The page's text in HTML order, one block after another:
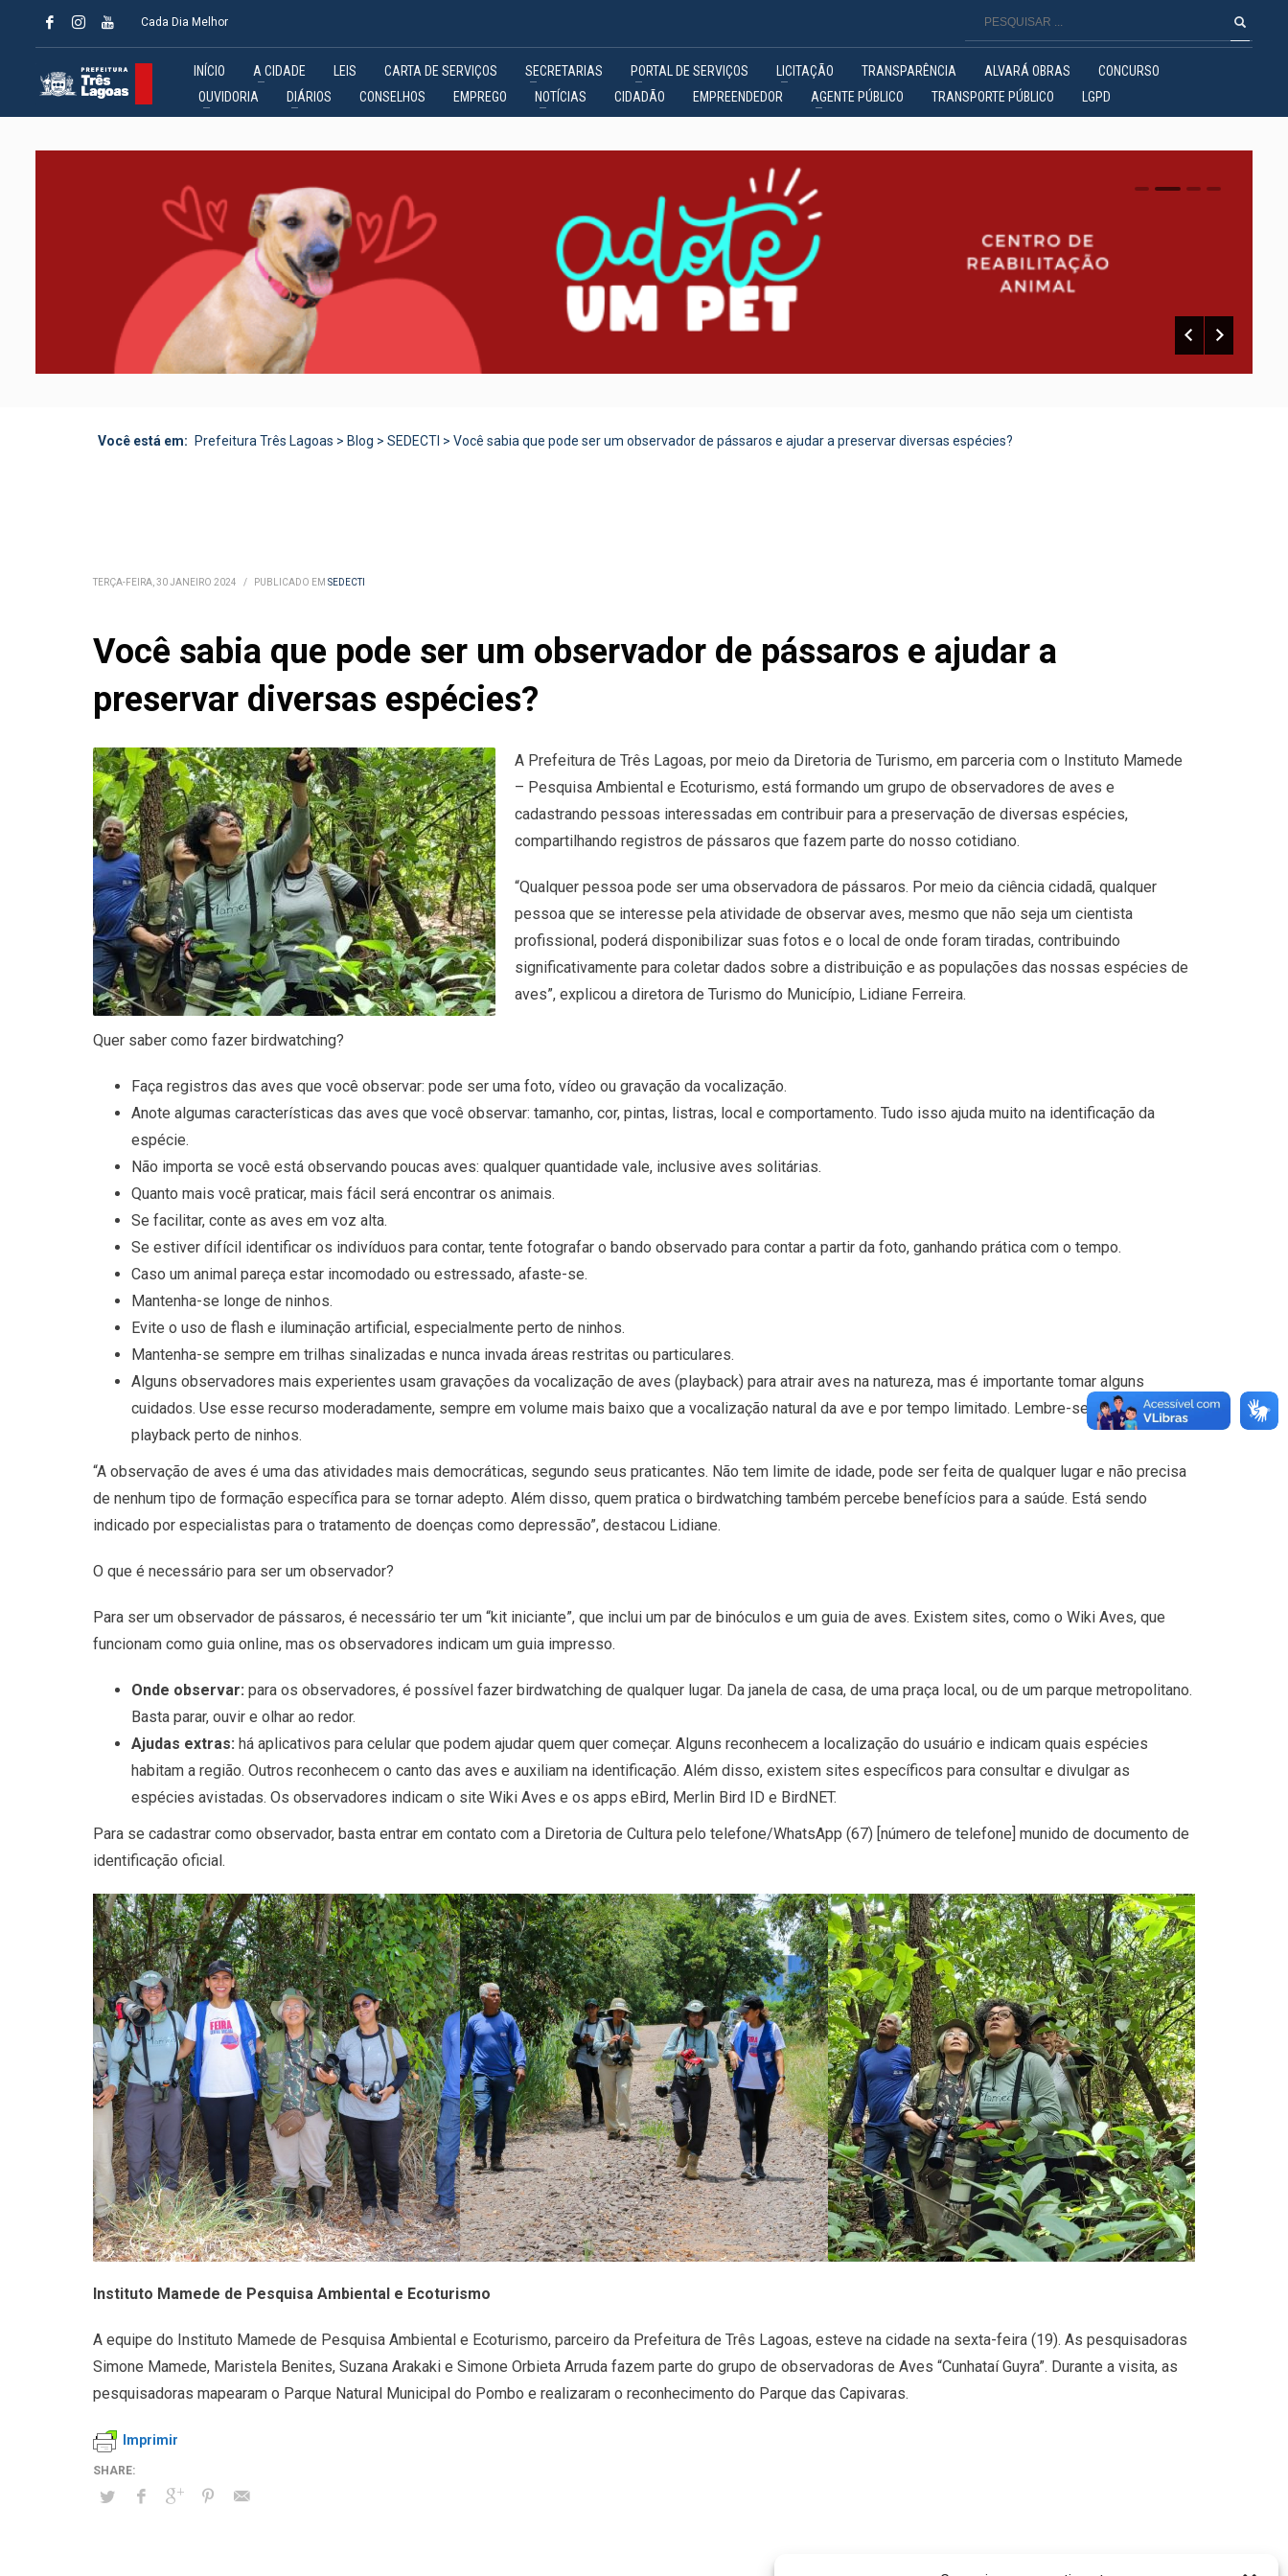
Cada Dia Melhor
INÍCIO A CIDADE LEIS CARTA DE SERVIÇOS SECRETARIAS PORTAL DE SERVIÇOS LICITAÇÃO TRANSPARÊNCIA ALVARÁ OBRAS
CONCURSO
OUVIDORIA
DIÁRIOS CONSELHOS EMPREGO NOTÍCIAS CIDADÃO EMPREENDEDOR AGENTE PÚBLICO TRANSPORTE PÚBLICO LGPD
0 1 2
Você está em: Prefeitura Três Lagoas > Blog > SEDECTI > Você sabia que pode ser um observador de pássaros e ajudar a preservar diversas espécies?
TERÇA-FEIRA, 30 JANEIRO 2024 / PUBLICADO EM SEDECTI
Você sabia que pode ser um observador de pássaros e ajudar a
preservar diversas espécies?
A Prefeitura de Três Lagoas, por meio da Diretoria de Turismo, em parceria com o Instituto Mamede
– Pesquisa Ambiental e Ecoturismo, está formando um grupo de observadores de aves e
cadastrando pessoas interessadas em contribuir para a preservação de diversas espécies,
compartilhando registros de pássaros que fazem parte do nosso cotidiano.
“Qualquer pessoa pode ser uma observadora de pássaros. Por meio da ciência cidadã, qualquer
pessoa que se interesse pela atividade de observar aves, mesmo que não seja um cientista
profissional, poderá disponibilizar suas fotos e o local de onde foram tiradas, contribuindo
significativamente para coletar dados sobre a distribuição e as populações das nossas espécies de
aves”, explicou a diretora de Turismo do Município, Lidiane Ferreira.
Quer saber como fazer birdwatching?
Faça registros das aves que você observar: pode ser uma foto, vídeo ou gravação da vocalização.
Anote algumas características das aves que você observar: tamanho, cor, pintas, listras, local e comportamento. Tudo isso ajuda muito na identificação da
espécie.
Não importa se você está observando poucas aves: qualquer quantidade vale, inclusive aves solitárias.
Quanto mais você praticar, mais fácil será encontrar os animais.
Se facilitar, conte as aves em voz alta.
Se estiver difícil identificar os indivíduos para contar, tente fotografar o bando observado para contar a partir da foto, ganhando prática com o tempo.
Caso um animal pareça estar incomodado ou estressado, afaste-se.
Mantenha-se longe de ninhos.
Evite o uso de flash e iluminação artificial, especialmente perto de ninhos.
Mantenha-se sempre em trilhas sinalizadas e nunca invada áreas restritas ou particulares.
Alguns observadores mais experientes usam gravações da vocalização de aves (playback) para atrair aves na natureza, mas é importante tomar alguns
cuidados. Use esse recurso moderadamente, sempre em volume mais baixo que a vocalização natural da ave e por tempo limitado. Lembre-se: nunca use
playback perto de ninhos.
“A observação de aves é uma das atividades mais democráticas, segundo seus praticantes. Não tem limite de idade, pode ser feita de qualquer lugar e não precisa
de nenhum tipo de formação específica para se tornar adepto. Além disso, quem pratica o birdwatching também percebe benefícios para a saúde. Está sendo
indicado por especialistas para o tratamento de doenças como depressão”, destacou Lidiane.
O que é necessário para ser um observador?
Para ser um observador de pássaros, é necessário ter um “kit iniciante”, que inclui um par de binóculos e um guia de aves. Existem sites, como o Wiki Aves, que
funcionam como guia online, mas os observadores indicam um guia impresso.
Onde observar: para os observadores, é possível fazer birdwatching de qualquer lugar. Da janela de casa, de uma praça local, ou de um parque metropolitano.
Basta parar, ouvir e olhar ao redor.
Ajudas extras: há aplicativos para celular que podem ajudar quem quer começar. Alguns reconhecem a localização do usuário e indicam quais espécies
habitam a região. Outros reconhecem o canto das aves e auxiliam na identificação. Além disso, existem sites específicos para consultar e divulgar as
espécies avistadas. Os observadores indicam o site Wiki Aves e os apps eBird, Merlin Bird ID e BirdNET.
Para se cadastrar como observador, basta entrar em contato com a Diretoria de Cultura pelo telefone/WhatsApp (67) [número de telefone] munido de documento de
identificação oficial.
Instituto Mamede de Pesquisa Ambiental e Ecoturismo
A equipe do Instituto Mamede de Pesquisa Ambiental e Ecoturismo, parceiro da Prefeitura de Três Lagoas, esteve na cidade na sexta-feira (19). As pesquisadoras
Simone Mamede, Maristela Benites, Suzana Arakaki e Simone Orbieta Arruda fazem parte do grupo de observadoras de Aves “Cunhataí Guyra”. Durante a visita, as
pesquisadoras mapearam o Parque Natural Municipal do Pombo e realizaram o reconhecimento do Parque das Capivaras.
Imprimir